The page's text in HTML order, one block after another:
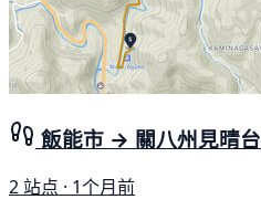
飯能市 → 關八州見晴台
2 站点 · 1个月前